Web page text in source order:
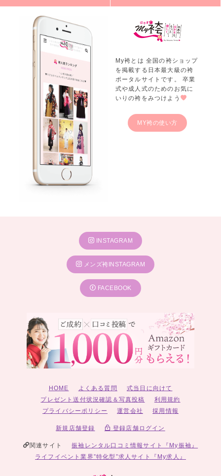
My袴とは 全国の袴ショップ
を掲載する日本最大級の袴
ポータルサイトです。 卒業
式や成人式のためのお気に
いりの袴をみつけよう
MY袴の使い方
INSTAGRAM
メンズ袴INSTAGRAM
FACEBOOK
HOME よくある質問
式当日に向けて
プレゼント送付状況確認＆写真投稿
利用規約
プライバシーポリシー
運営会社 採用情報
新規店舗登録 登録店舗ログイン
関連サイト
振袖レンタル口コミ情報サイト『My振袖』
ライフイベント業界”特化型”求人サイト『My求人』